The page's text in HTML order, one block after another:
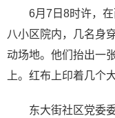
6月7日8时许，
八小区院内，几名身
动场地。他们抬出一
上。红布上印着几个
东大街社区党委